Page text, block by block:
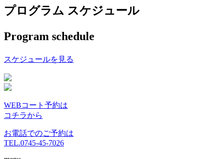
プログラム スケジュール
Program schedule
スケジュールを見る
WEBコート予約は
コチラから
お電話でのご予約は
TEL.0745-45-7026